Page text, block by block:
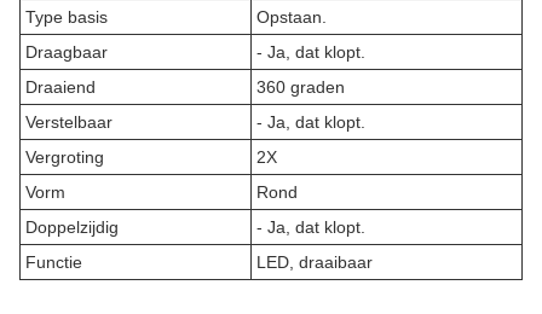
Type basis
Opstaan.
Draagbaar
- Ja, dat klopt.
Draaiend
360 graden
Verstelbaar
- Ja, dat klopt.
Vergroting
2X
Vorm
Rond
Doppelzijdig
- Ja, dat klopt.
Functie
LED, draaibaar